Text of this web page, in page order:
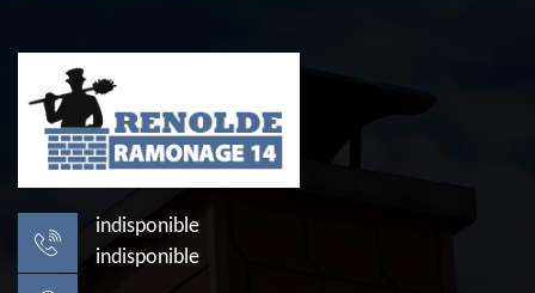
indisponible
indisponible